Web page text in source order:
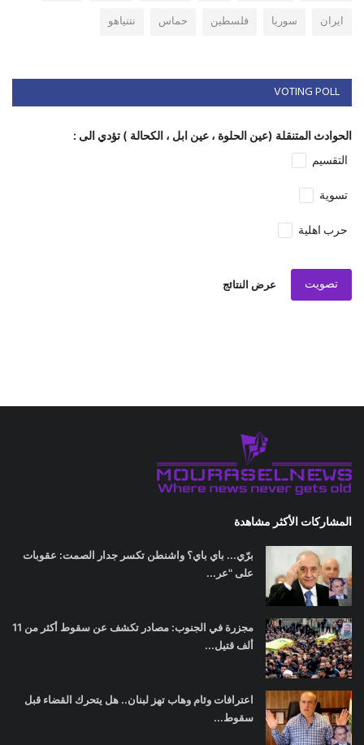
ايران
سوريا فلسطين حماس نتنياهو
VOTING POLL
الحوادث المتنقلة (عين الحلوة ، عين ابل ، الكحالة ) تؤدي الى :
التقسيم
تسوية
حرب اهلية
تصويت عرض النتائج
المشاركات الأكثر مشاهدة
برّي... باي باي؟ واشنطن تكسر جدار الصمت: عقوبات
على "عر...
مجزرة في الجنوب: مصادر تكشف عن سقوط أكثر من 11
ألف قتيل...
اعترافات وئام وهاب تهز لبنان.. هل يتحرك القضاء قبل
سقوط...